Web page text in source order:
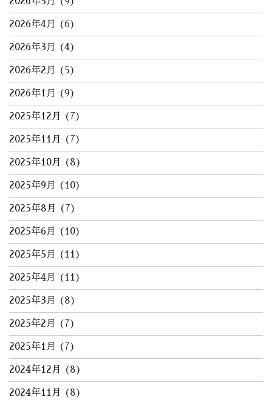
2026年4月 (6)
2026年3月 (4)
2026年2月 (5)
2026年1月 (9)
2025年12月 (7)
2025年11月 (7)
2025年10月 (8)
2025年9月 (10)
2025年8月 (7)
2025年6月 (10)
2025年5月 (11)
2025年4月 (11)
2025年3月 (8)
2025年2月 (7)
2025年1月 (7)
2024年12月 (8)
2024年11月 (8)